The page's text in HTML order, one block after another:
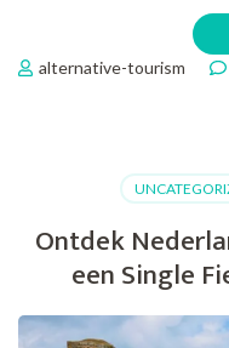
alternative-tourism
Ontdek
een Single